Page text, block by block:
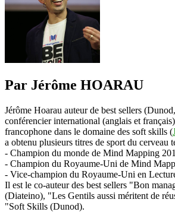
Par Jérôme HOARAU
Jérôme Hoarau auteur de best sellers
conférencier international (anglais et
francophone dans le domaine des soft skills (
a obtenu plusieurs titres de sport du cerveau
- Champion du monde de Mind Mapping
- Champion du Royaume-Uni de Mind
- Vice-champion du Royaume-Uni en
Il est le co-auteur des best sellers "Bon
(Diateino), "Les Gentils aussi méritent de
"Soft Skills (Dunod).